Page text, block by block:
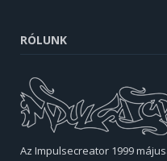
RÓLUNK
Az Impulsecreator 1999